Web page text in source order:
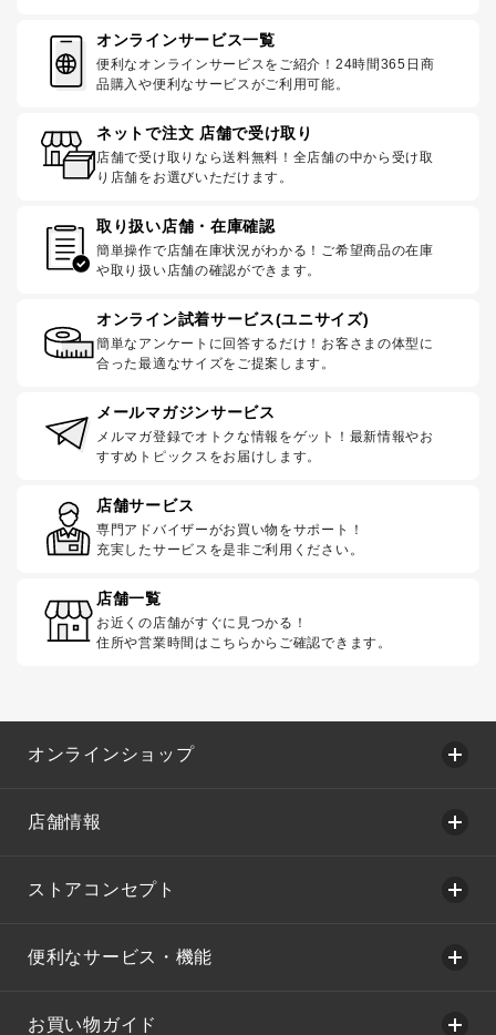
オンラインサービス一覧
便利なオンラインサービスをご紹介！24時間365日商
品購入や便利なサービスがご利用可能。
ネットで注文 店舗で受け取り
店舗で受け取りなら送料無料！全店舗の中から受け取
り店舗をお選びいただけます。
取り扱い店舗・在庫確認
簡単操作で店舗在庫状況がわかる！ご希望商品の在庫
や取り扱い店舗の確認ができます。
オンライン試着サービス(ユニサイズ)
簡単なアンケートに回答するだけ！お客さまの体型に
合った最適なサイズをご提案します。
メールマガジンサービス
メルマガ登録でオトクな情報をゲット！最新情報やお
すすめトピックスをお届けします。
店舗サービス
専門アドバイザーがお買い物をサポート！
充実したサービスを是非ご利用ください。
店舗一覧
お近くの店舗がすぐに見つかる！
住所や営業時間はこちらからご確認できます。
オンラインショップ
店舗情報
ストアコンセプト
便利なサービス・機能
お買い物ガイド